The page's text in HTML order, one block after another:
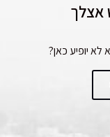
אצלך
יופיע כאן?